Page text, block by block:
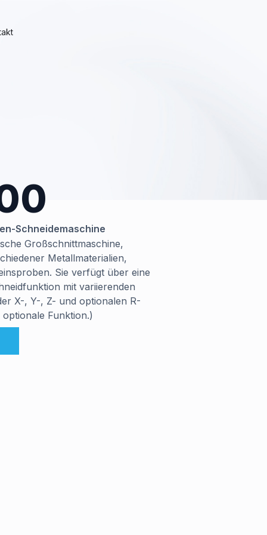
Schneidemaschine
Großschnittmaschine,
Metallmaterialien,
Sie verfügt über eine
mit variierenden
X-, Y-, Z- und optionalen R-
Funktion.)